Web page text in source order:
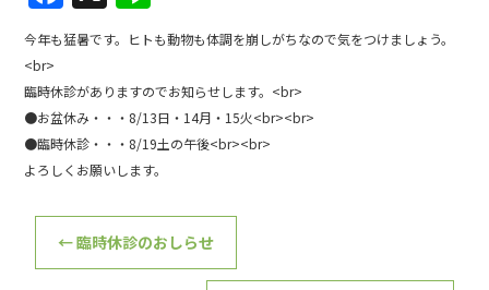
a
c
e
b
o
k
n
e
今年も猛暑です。ヒトも動物も体調を崩しがちなので気をつけましょう。
<br>
臨時休診がありますのでお知らせします。<br>
●お盆休み・・・8/13日・14月・15火<br><br>
●臨時休診・・・8/19土の午後<br><br>
よろしくお願いします。
←臨時休診のおしらせ